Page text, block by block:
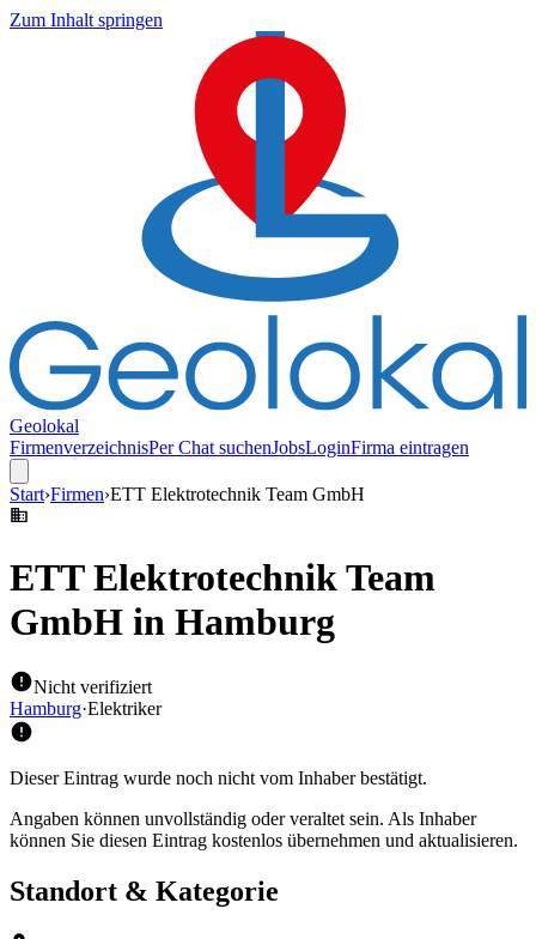
Zum Inhalt springen
Geolokal
FirmenverzeichnisPer Chat suchenJobsLoginFirma eintragen
Start›Firmen›ETT Elektrotechnik Team GmbH
ETT Elektrotechnik Team
GmbH in Hamburg
Nicht verifiziert
Hamburg·Elektriker
Dieser Eintrag wurde noch nicht vom Inhaber bestätigt.
Angaben können unvollständig oder veraltet sein. Als Inhaber
können Sie diesen Eintrag kostenlos übernehmen und aktualisieren.
Standort & Kategorie